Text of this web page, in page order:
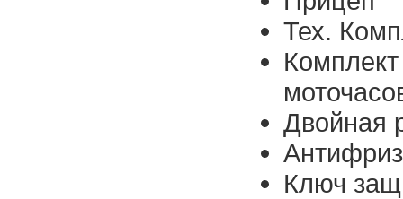
Тех.
Двойная
Ключ